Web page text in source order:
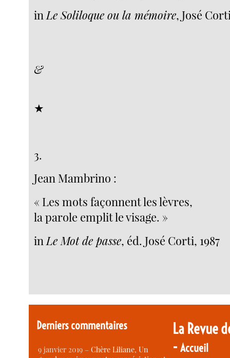
inLe Soliloque ou la mémoire, José
&
★
3.
Jean Mambrino :
« Les mots façonnent les lèvres,
la parole emplit le visage. »
in Le Mot de passe, éd. José Corti, 1987
Derniers commentaires
9 janvier 2019 –Chère Liliane, Un
La Revue
-Accueil